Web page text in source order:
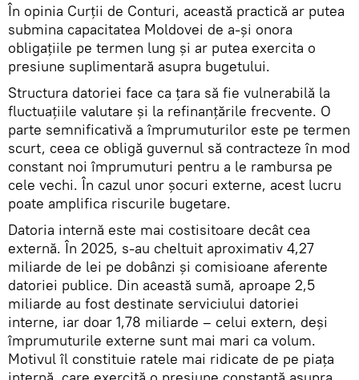
În opinia Curții de Conturi, această practică ar putea
submina capacitatea Moldovei de a-și onora
obligațiile pe termen lung și ar putea exercita o
presiune suplimentară asupra bugetului.
Structura datoriei face ca țara să fie vulnerabilă la
fluctuațiile valutare și la refinanțările frecvente. O
parte semnificativă a împrumuturilor este pe termen
scurt, ceea ce obligă guvernul să contracteze în mod
constant noi împrumuturi pentru a le rambursa pe
cele vechi. În cazul unor șocuri externe, acest lucru
poate amplifica riscurile bugetare.
Datoria internă este mai costisitoare decât cea
externă. În 2025, s-au cheltuit aproximativ 4,27
miliarde de lei pe dobânzi și comisioane aferente
datoriei publice. Din această sumă, aproape 2,5
miliarde au fost destinate serviciului datoriei
interne, iar doar 1,78 miliarde – celui extern, deși
împrumuturile externe sunt mai mari ca volum.
Motivul îl constituie ratele mai ridicate de pe piața